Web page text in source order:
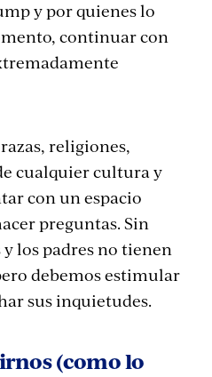
y por quienes lo
continuar con
religiones,
cualquier cultura y
con un espacio
preguntas. Sin
los padres no tienen
debemos estimular
sus inquietudes.
(como lo